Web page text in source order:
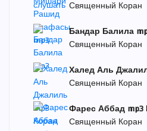
Священный Коран
Бандар Балила
Священный Коран
Халед Аль
Священный Коран
Фарес Аббад
Священный Коран